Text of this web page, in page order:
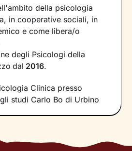
tra il mondo interno e
il lavoro che faremo
a comprendere nel passato
ricostruire ciò che fa parte
voglia di cambiamento
necessaria per muovere i
percorso che ti porterà
sempre crescente.
che generano i tuoi
della psicologia
in cooperative sociali, in
e come libera/o
degli Psicologi della
dal 2016.
Clinica presso
studi Carlo Bo di Urbino